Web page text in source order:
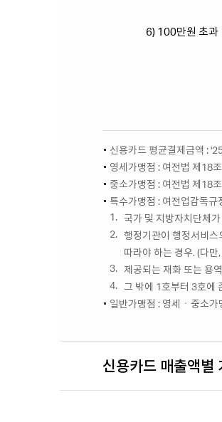
6) 100만원 초과
신용카드 평균결제금액 :
영세가맹점 : 여전법 제18
중소가맹점 : 여전법 제18
특수가맹점 : 여전업감독
1. 국가 및 지방자치단체
2. 행정기관이 행정서비
따라야 하는 경우. (다
3. 제공되는 재화 또는 용
4. 그 밖에 1호부터 3호에
일반가맹점 : 영세ㆍ중소
신용카드 매출액별